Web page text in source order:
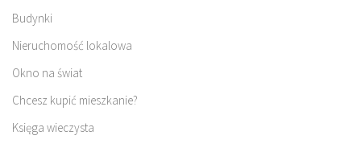
Budynki
Nieruchomość lokalowa
Okno na świat
Chcesz kupić mieszkanie?
Księga wieczysta